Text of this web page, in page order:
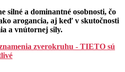
silné a dominantné osobnosti, čo
arogancia, aj keď v skutočnosti
a vnútornej sily.
zverokruhu - TIETO sú